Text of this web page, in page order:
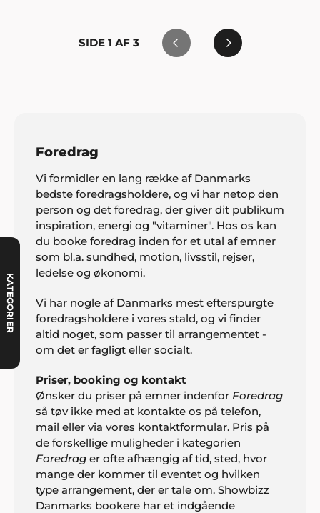
KATEGORIER
SIDE 1 AF 3
Foredrag
Vi formidler en lang række af Danmarks
bedste foredragsholdere, og vi har netop den
person og det foredrag, der giver dit publikum
inspiration, energi og "vitaminer". Hos os kan
du booke foredrag inden for et utal af emner
som bl.a. sundhed, motion, livsstil, rejser,
ledelse og økonomi.
Vi har nogle af Danmarks mest efterspurgte
foredragsholdere i vores stald, og vi finder
altid noget, som passer til arrangementet -
om det er fagligt eller socialt.
Priser, booking og kontakt
Ønsker du priser på emner indenfor Foredrag
så tøv ikke med at kontakte os på telefon,
mail eller via vores kontaktformular. Pris på
de forskellige muligheder i kategorien
Foredrag er ofte afhængig af tid, sted, hvor
mange der kommer til eventet og hvilken
type arrangement, der er tale om. Showbizz
Danmarks bookere har et indgående